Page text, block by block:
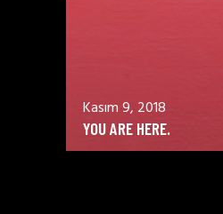
Kasım 9, 2018
YOU ARE HERE.